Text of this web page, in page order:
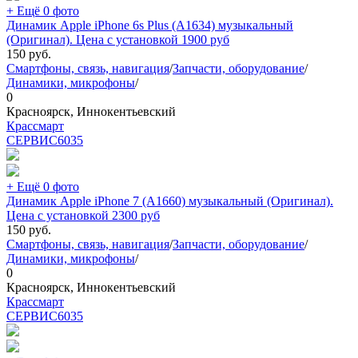
+ Ещё 0 фото
Динамик Apple iPhone 6s Plus (A1634) музыкальный
(Оригинал). Цена с установкой 1900 руб
150 руб.
Смартфоны, связь, навигация/Запчасти, оборудование/
Динамики, микрофоны/
0
Красноярск, Иннокентьевский
Крассмарт
СЕРВИС6035
+ Ещё 0 фото
Динамик Apple iPhone 7 (A1660) музыкальный (Оригинал).
Цена с установкой 2300 руб
150 руб.
Смартфоны, связь, навигация/Запчасти, оборудование/
Динамики, микрофоны/
0
Красноярск, Иннокентьевский
Крассмарт
СЕРВИС6035